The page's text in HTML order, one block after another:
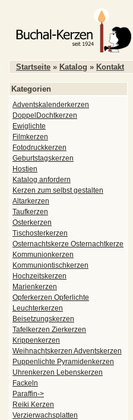
Startseite » Katalog » Kontakt
Kategorien
Adventskalenderkerzen
DoppelDochtkerzen
Ewiglichte
Filmkerzen
Fotodruckkerzen
Geburtstagskerzen
Hostien
Katalog anfordern
Kerzen zum selbst gestalten
Altarkerzen
Taufkerzen
Osterkerzen
Tischosterkerzen
Osternachtskerze Osternachtkerze
Kommunionkerzen
Kommuniontischkerzen
Hochzeitskerzen
Marienkerzen
Opferkerzen Opferlichte
Leuchterkerzen
Beisetzungskerzen
Tafelkerzen Zierkerzen
Krippenkerzen
Weihnachtskerzen Adventskerzen
Puppenlichte Pyramidenkerzen
Uhrenkerzen Lebenskerzen
Fackeln
Paraffin->
Reiki Kerzen
Verzierwachsplatten